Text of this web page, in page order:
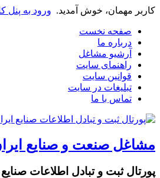
کاربر مهمان، خوش آمدید. ورود به پنل
صفحه نخست
درباره ما
آرشیو مشاغل
راهنمای سایت
قوانین سایت
تبلیغات در سایت
تماس با ما
مشاغل صنعت و صنایع
پورتال ثبت و تبادل اطلاعات